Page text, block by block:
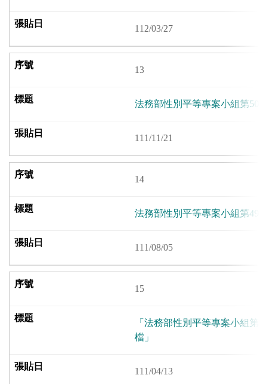
112/03/27
13
法務部性別平等專案小組第50
111/11/21
14
法務部性別平等專案小組第49
111/08/05
15
「法務部性別平等專案小組第
檔」
111/04/13